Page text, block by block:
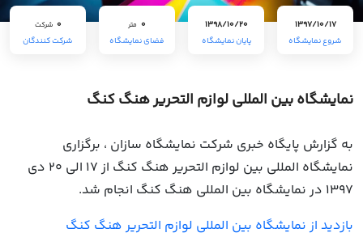
1397/10/17
شروع نمایشگاه
1398/10/20
پایان نمایشگاه
0 متر
فضای نمایشگاه
0 شرکت
شرکت کنندگان
نمایشگاه بین المللی لوازم التحریر هنگ کنگ
به گزارش پایگاه خبری شرکت نمایشگاه سازان ، برگزاری
نمایشگاه المللی بین لوازم التحریر هنگ کنگ از 17 الی 20 دی
1397 در نمایشگاه بین المللی هنگ کنگ انجام شد.
بازدید از نمایشگاه بین المللی لوازم التحریر هنگ کنگ